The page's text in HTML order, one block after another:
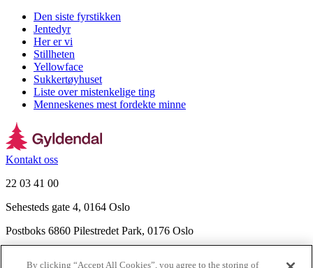
Den siste fyrstikken
Jentedyr
Her er vi
Stillheten
Yellowface
Sukkertøyhuset
Liste over mistenkelige ting
Menneskenes mest fordekte minne
Kontakt oss
22 03 41 00
Sehesteds gate 4, 0164 Oslo
Postboks 6860 Pilestredet Park, 0176 Oslo
By clicking “Accept All Cookies”, you agree to the storing of